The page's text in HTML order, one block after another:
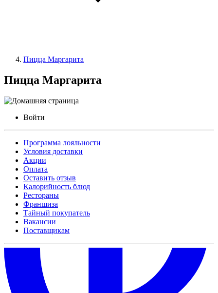
Пицца Маргарита
Пицца Маргарита
Войти
Программа лояльности
Условия доставки
Акции
Оплата
Оставить отзыв
Калорийность блюд
Рестораны
Франшиза
Тайный покупатель
Вакансии
Поставщикам